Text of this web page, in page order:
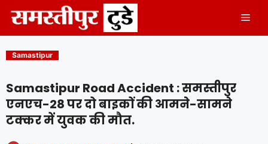
content
Samastipur
Samastipur Road Accident : समस्तीपुर
एनएच-28 पर दो बाइकों की आमने-सामने
टक्कर में युवक की मौत.